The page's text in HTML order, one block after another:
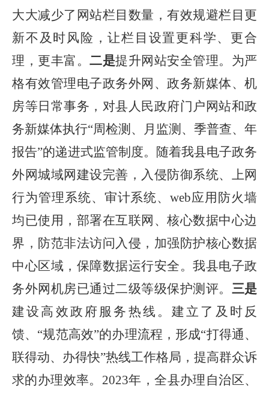
大大减少了网站栏目数量，有效规避栏目更
新不及时风险，让栏目设置更科学、更合
理，更丰富。 二是提升网站安全管理。为严
格有效管理电子政务外网、政务新媒体、机
房等日常事务， 对县人民政府门户网站和政
务新媒体执行“周检测、月监测、季普查、年
报告”的递进式监管制度。 随着我县电子政务
外网城域网建设完善，入侵防御系统、上网
行为管理系统、审计系统、web应用防火墙
均已使用，部署在互联网、核心数据中心边
界，防范非法访问入侵，加强防护核心数据
中心区域，保障数据运行安全。我县电子政
务外网机房已通过二级等级保护测评。 三是
建设高效政府服务热线。建立了及时反
馈、“规范高效”的办理流程，形成“打得通、
联得动、办得快”热线工作格局，提高群众诉
求的办理效率。2023年，全县办理自治区、